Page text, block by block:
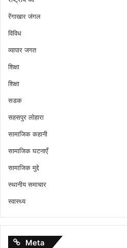
रेंगाखार जंगल
विविध
व्यापार जगत
शिक्षा
शिक्षा
सडक
सहसपुर लोहारा
सामाजिक कहानी
सामाजिक घटनाएँ
सामाजिक मुद्दे
स्थानीय समाचार
स्वास्थ्य
Meta